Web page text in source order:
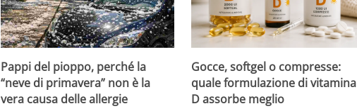
Pappi del pioppo, perché la
“neve di primavera” non è la
vera causa delle allergie
Gocce, softgel o compresse:
quale formulazione di vitamina
D assorbe meglio